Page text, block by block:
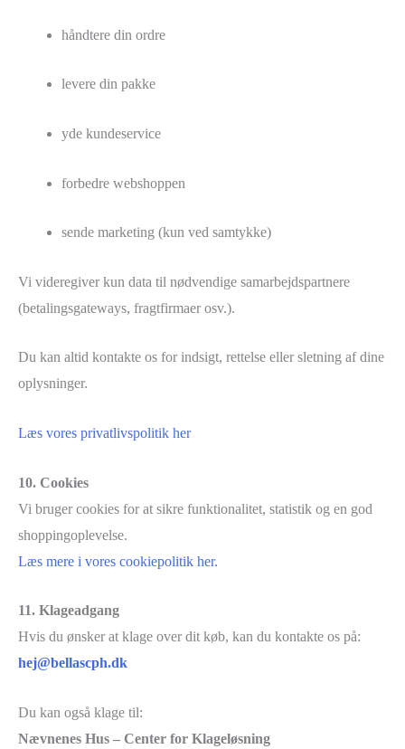
håndtere din ordre
levere din pakke
yde kundeservice
forbedre webshoppen
sende marketing (kun ved samtykke)
Vi videregiver kun data til nødvendige samarbejdspartnere
(betalingsgateways, fragtfirmaer osv.).
Du kan altid kontakte os for indsigt, rettelse eller sletning af dine
oplysninger.
Læs vores privatlivspolitik her
10. Cookies
Vi bruger cookies for at sikre funktionalitet, statistik og en god
shoppingoplevelse.
Læs mere i vores cookiepolitik her.
11. Klageadgang
Hvis du ønsker at klage over dit køb, kan du kontakte os på:
hej@bellascph.dk
Du kan også klage til:
Nævnenes Hus – Center for Klageløsning